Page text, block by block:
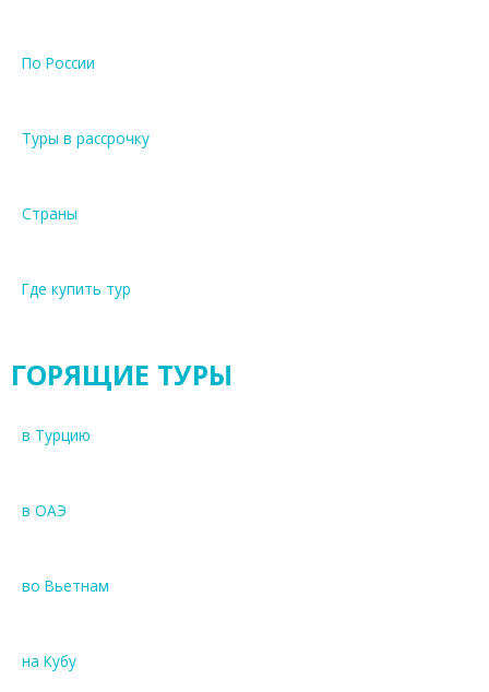
По России
Туры в рассрочку
Страны
Где купить тур
ГОРЯЩИЕ ТУРЫ
в Турцию
в ОАЭ
во Вьетнам
на Кубу